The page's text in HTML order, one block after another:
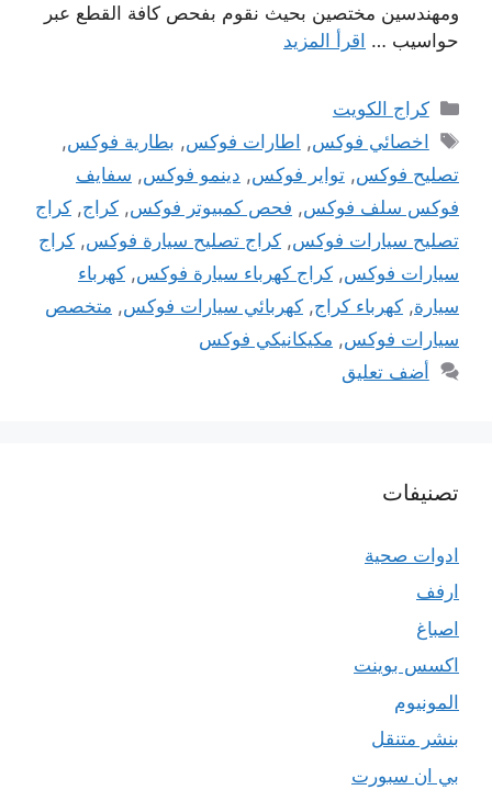
ومهندسين مختصين بحيث نقوم بفحص كافة القطع عبر
حواسيب … اقرأ المزيد
التصنيفات
كراج الكويت
الوسوم
اخصائي فوكس, اطارات فوكس, بطارية فوكس,
تصليح فوكس, تواير فوكس, دينمو فوكس, سفايف
فوكس سلف فوكس, فحص كمبيوتر فوكس, كراج, كراج
تصليح سيارات فوكس, كراج تصليح سيارة فوكس, كراج
سيارات فوكس, كراج كهرباء سيارة فوكس, كهرباء
سيارة, كهرباء كراج, كهربائي سيارات فوكس, متخصص
سيارات فوكس, مكيكانيكي فوكس
أضف تعليق
تصنيفات
ادوات صحية
ارفف
اصباغ
اكسس بوينت
المونيوم
بنشر متنقل
بي ان سبورت